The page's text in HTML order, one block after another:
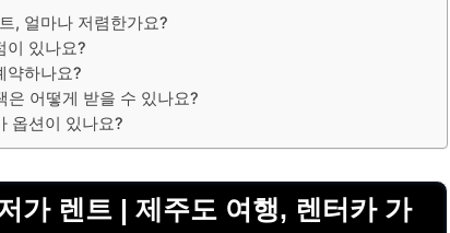
, 얼마나 저렴한가요?
이 있나요?
약하나요?
은 어떻게 받을 수 있나요?
옵션이 있나요?
가 렌트 | 제주도 여행, 렌터카 가